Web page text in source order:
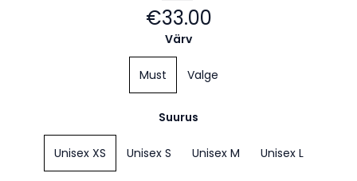
€33.00
Värv
Must Valge
Suurus
Unisex XS Unisex S Unisex M Unisex L